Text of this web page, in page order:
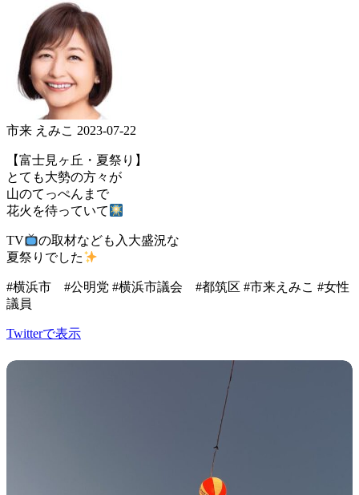
市来 えみこ 2023-07-22
【富士見ヶ丘・夏祭り】
とても大勢の方々が
山のてっぺんまで
花火を待っていて
TV
の取材なども入大盛況な
夏祭りでした
#横浜市 #公明党 #横浜市議会 #都筑区 #市来えみこ #女性
議員
Twitterで表示